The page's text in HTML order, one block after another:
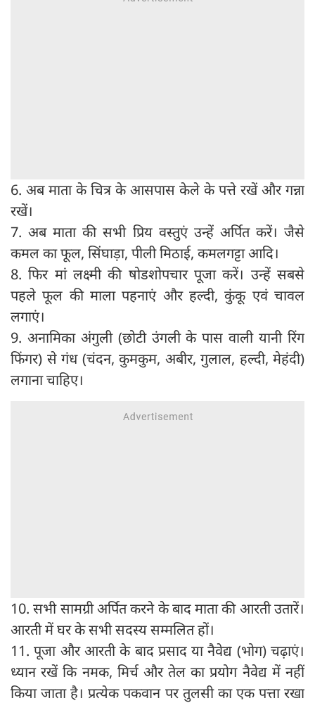
6. अब माता के चित्र के आसपास केले के पत्ते रखें और गन्ना
रखें।
7. अब माता की सभी प्रिय वस्तुएं उन्हें अर्पित करें। जैसे
कमल का फूल, सिंघाड़ा, पीली मिठाई, कमलगट्टा आदि।
8. फिर मां लक्ष्मी की षोडशोपचार पूजा करें। उन्हें सबसे
पहले फूल की माला पहनाएं और हल्दी, कुंकू एवं चावल
लगाएं।
9. अनामिका अंगुली (छोटी उंगली के पास वाली यानी रिंग
फिंगर) से गंध (चंदन, कुमकुम, अबीर, गुलाल, हल्दी, मेहंदी)
लगाना चाहिए।
10. सभी सामग्री अर्पित करने के बाद माता की आरती उतारें।
आरती में घर के सभी सदस्य सम्मलित हों।
11. पूजा और आरती के बाद प्रसाद या नैवेद्य (भोग) चढ़ाएं।
ध्यान रखें कि नमक, मिर्च और तेल का प्रयोग नैवेद्य में नहीं
किया जाता है। प्रत्येक पकवान पर तुलसी का एक पत्ता रखा